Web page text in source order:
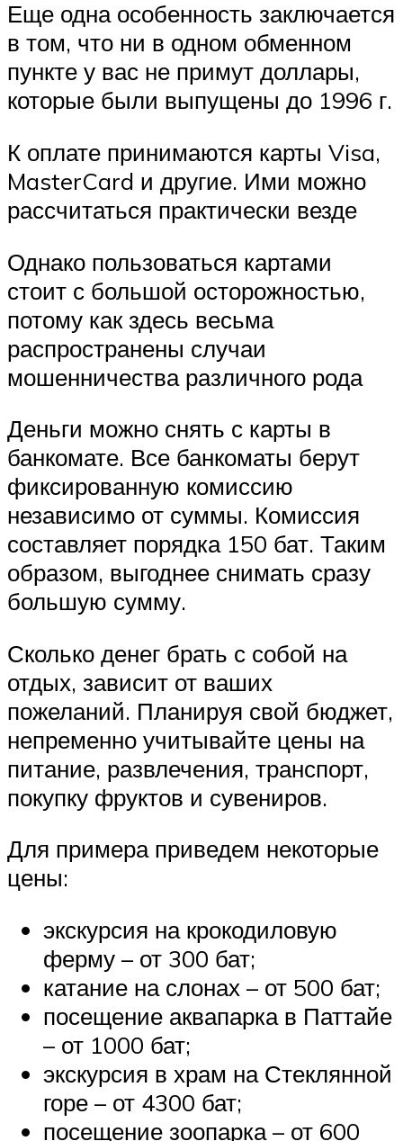
Еще одна особенность заключается
в том, что ни в одном обменном
пункте у вас не примут доллары,
которые были выпущены до 1996 г.
К оплате принимаются карты Visa,
MasterCard и другие. Ими можно
рассчитаться практически везде
Однако пользоваться картами
стоит с большой осторожностью,
потому как здесь весьма
распространены случаи
мошенничества различного рода
Деньги можно снять с карты в
банкомате. Все банкоматы берут
фиксированную комиссию
независимо от суммы. Комиссия
составляет порядка 150 бат. Таким
образом, выгоднее снимать сразу
большую сумму.
Сколько денег брать с собой на
отдых, зависит от ваших
пожеланий. Планируя свой бюджет,
непременно учитывайте цены на
питание, развлечения, транспорт,
покупку фруктов и сувениров.
Для примера приведем некоторые
цены:
экскурсия на крокодиловую
ферму – от 300 бат;
катание на слонах – от 500 бат;
посещение аквапарка в Паттайе
– от 1000 бат;
экскурсия в храм на Стеклянной
горе – от 4300 бат;
посещение зоопарка – от 600